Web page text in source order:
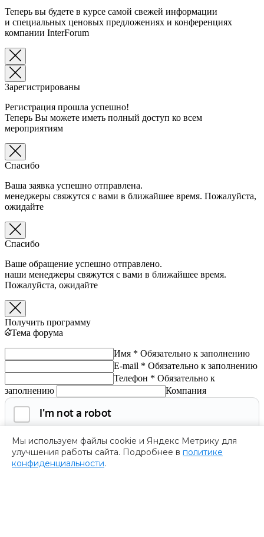
Мы используем файлы cookie и Яндекс Метрику для
улучшения работы сайта. Подробнее в политике
конфиденциальности.
Теперь вы будете в курсе самой свежей информации
и специальных ценовых предложениях и конференциях
компании InterForum
Зарегистрированы
Регистрация прошла успешно!
Теперь Вы можете иметь полный доступ ко всем
мероприятиям
Спасибо
Ваша заявка успешно отправлена.
менеджеры свяжутся с вами в ближайшее время. Пожалуйста,
ожидайте
Спасибо
Ваше обращение успешно отправлено.
наши менеджеры свяжутся с вами в ближайшее время.
Пожалуйста, ожидайте
Получить программу
Тема форума
Имя * Обязательно к заполнению
E-mail * Обязательно к заполнению
Телефон * Обязательно к
заполнению
Компания